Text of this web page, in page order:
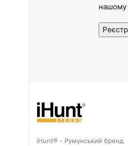
нашому
iHunt® - Румунський бренд